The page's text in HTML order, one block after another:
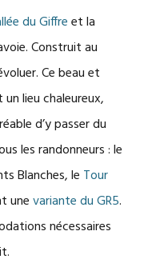
du Giffreet la
Construit au
Ce beau et
lieu chaleureux,
d’y passer du
les randonneurs : le
Blanches, le Tour
unevariante du GR5.
nécessaires